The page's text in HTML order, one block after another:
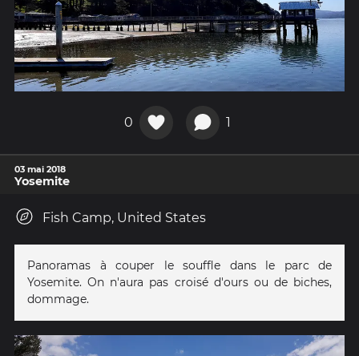
0 1
03 mai 2018
Yosemite
Fish Camp, United States
Panoramas à couper le souffle dans le parc de
Yosemite. On n'aura pas croisé d'ours ou de biches,
dommage.